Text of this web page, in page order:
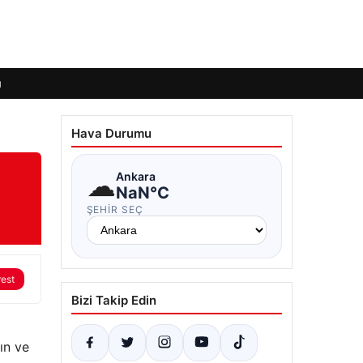
ve
Hava Durumu
☁Ankara
NaN°C
ŞEHIR SEÇ
Bizi Takip Edin